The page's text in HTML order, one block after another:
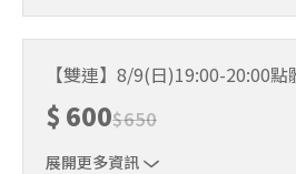
制。歡迎邀請親友一同報名參加，
人數未達開班門檻，或因天候不佳
情況安排延期或併班處理。 ⚠️ 報名
無法上課，僅提供課程延期選項，
與課程異動規則】。報名後視為您
【雙連】8/9(日)19:00-20:00
$ 600$650
展開更多資訊